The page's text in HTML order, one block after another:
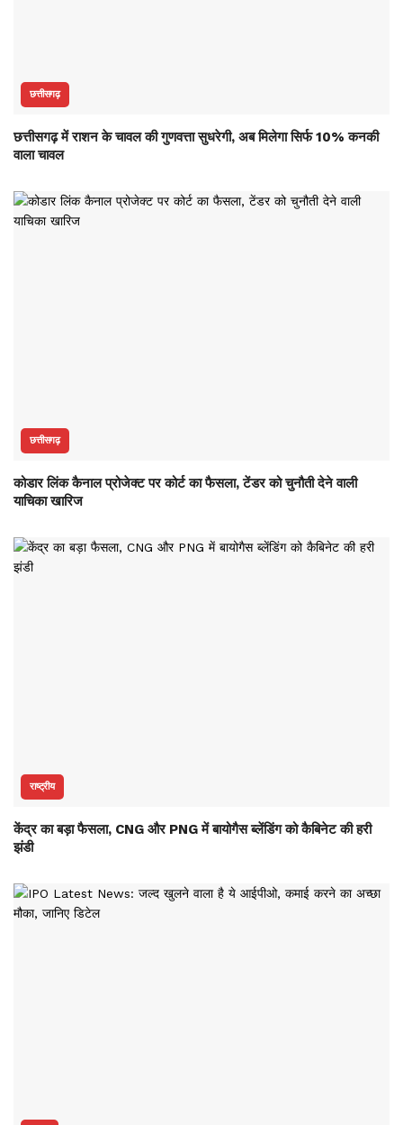
छत्तीसगढ़
छत्तीसगढ़ में राशन के चावल की गुणवत्ता सुधरेगी, अब मिलेगा सिर्फ 10% कनकी
वाला चावल
छत्तीसगढ़
कोडार लिंक कैनाल प्रोजेक्ट पर कोर्ट का फैसला, टेंडर को चुनौती देने वाली
याचिका खारिज
राष्ट्रीय
केंद्र का बड़ा फैसला, CNG और PNG में बायोगैस ब्लेंडिंग को कैबिनेट की हरी
झंडी